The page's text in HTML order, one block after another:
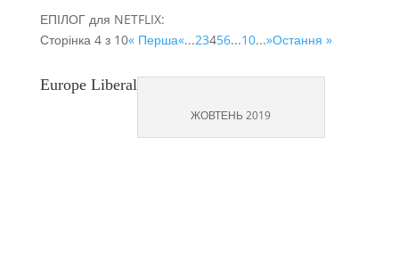
ЕПІЛОГ для NETFLIX:
Сторінка 4 з 10« Перша«...23456...10...»Остання »
Europe Liberal
ЖОВТЕНЬ 2019